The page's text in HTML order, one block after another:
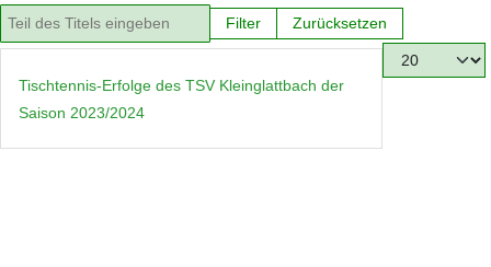
Filter
Zurücksetzen
Anzeige #
Tischtennis-Erfolge des TSV Kleinglattbach der
Saison 2023/2024